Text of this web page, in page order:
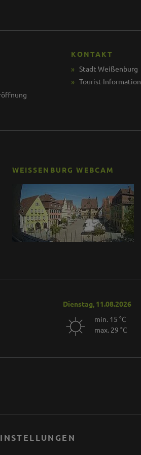
KONTAKT
Stadt Weißenburg
Tourist-Information
WEISSENBURG WEBCAM
Dienstag, 11.08.2026
min. 15 °C
max. 29 °C